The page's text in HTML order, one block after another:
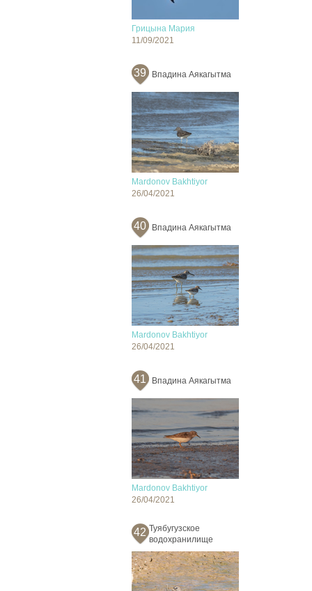
Грицына Мария
11/09/2021
39 Впадина Аякагытма
Mardonov Bakhtiyor
26/04/2021
40 Впадина Аякагытма
Mardonov Bakhtiyor
26/04/2021
41 Впадина Аякагытма
Mardonov Bakhtiyor
26/04/2021
42 Туябугузское
водохранилище